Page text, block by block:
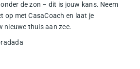
de zon – dit is jouw kans. Neem
op met CasaCoach en laat je
nieuwe thuis aan zee.